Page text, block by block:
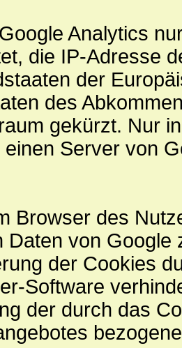
Analytics
die IP-Adresse
der
des
gekürzt. Nur
Server von
Browser des
Daten von
der Cookies
Software
der durch das